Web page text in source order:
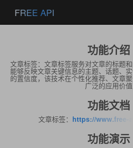
FREE API
功能介绍
文章标签：文章标签服务对文章的标题
能够反映文章关键信息的主题、话题、
的置信度，该技术在个性化推荐、文章
广泛的应用价值
功能文档
文章标签： https://www.free-
功能演示